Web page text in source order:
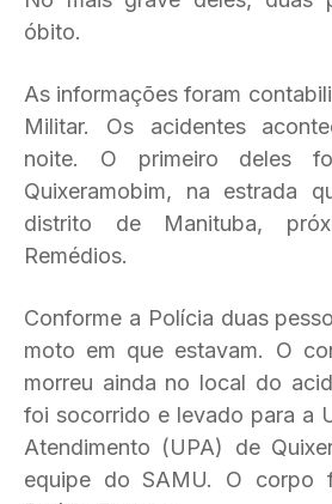
óbito.
As informações foram
Militar. Os acidentes
noite. O primeiro deles
Quixeramobim, na estrada
distrito de Manituba,
Remédios.
Conforme a Polícia duas
moto em que estavam. O
morreu ainda no local do
foi socorrido e levado para a
Atendimento (UPA) de
equipe do SAMU. O corpo